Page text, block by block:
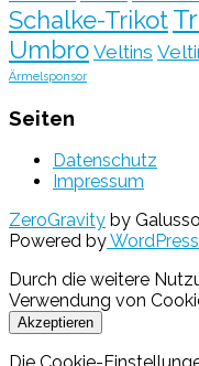
Schalke-Trikot
Umbro Veltins
Ärmelsponsor
Seiten
Datenschutz
Impressum
ZeroGravity by
Powered byWordPress
Durch die weitere
Verwendung von
Akzeptieren